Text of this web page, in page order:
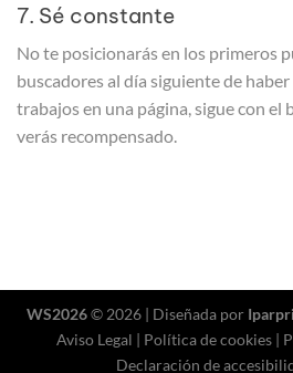
7. Sé constante
No te posicionarás en los primeros
buscadores al día siguiente de
trabajos en una página, sigue con
verás recompensado.
WS2026© 2026 | Diseñada por
Aviso Legal | Política de cookies|
Declaración de